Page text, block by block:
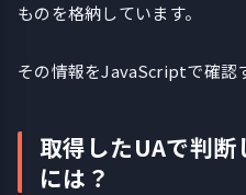
ものを格納しています。
その情報をJavaScriptで確認
取得したUAで判断
には？